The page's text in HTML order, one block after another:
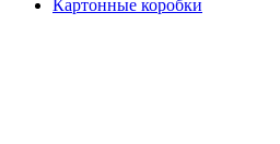
Картонные коробки